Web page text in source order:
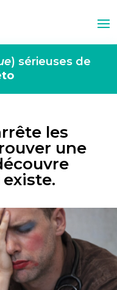
) sérieuses de
les
une